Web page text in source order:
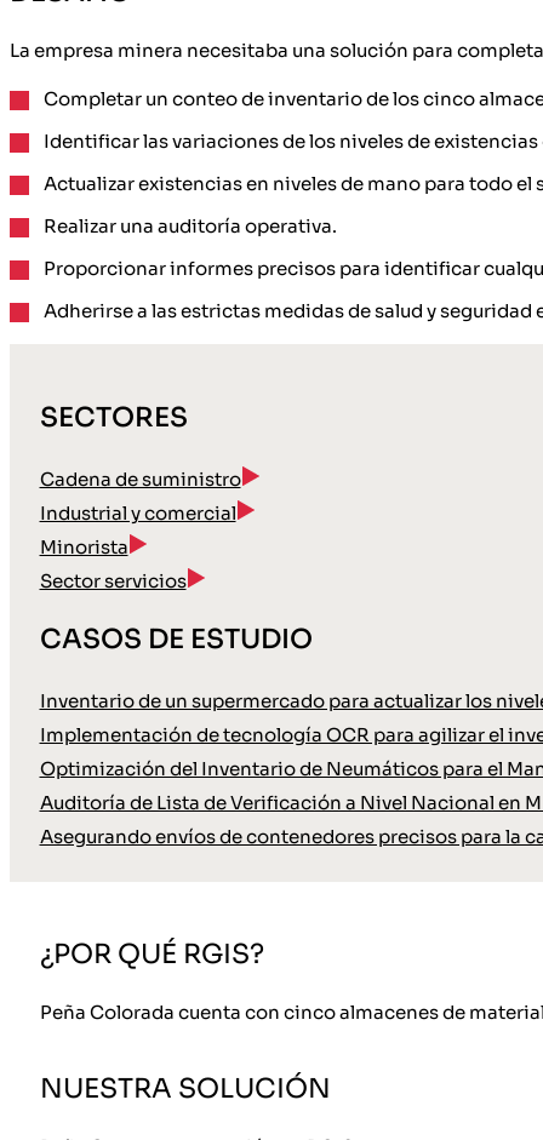
La empresa minera necesitaba una solución para
Completar un conteo de inventario de los cinco
Identificar las variaciones de los niveles de existencias
Actualizar existencias en niveles de mano para todo el
Realizar una auditoría operativa.
Proporcionar informes precisos para identificar
Adherirse a las estrictas medidas de salud y seguridad
SECTORES
Cadena de suministro
Industrial y comercial
Minorista
Sector servicios
CASOS DE ESTUDIO
Inventario de un supermercado para actualizar los
Implementación de tecnología OCR para agilizar el
Optimización del Inventario de Neumáticos para el
Auditoría de Lista de Verificación a Nivel Nacional en
Asegurando envíos de contenedores precisos para la
¿POR QUÉ RGIS?
Peña Colorada cuenta con cinco almacenes de
NUESTRA SOLUCIÓN